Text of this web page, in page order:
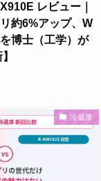
レビュー｜
約6%アップ、W
博士（工学）が
冷蔵庫